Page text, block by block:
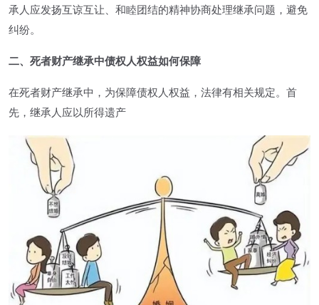
承人应发扬互谅互让、和睦团结的精神协商处理继承问题，避免
纠纷。
二、死者财产继承中债权人权益如何保障
在死者财产继承中，为保障债权人权益，法律有相关规定。首
先，继承人应以所得遗产